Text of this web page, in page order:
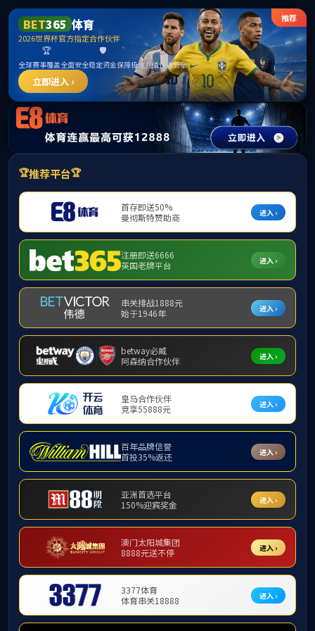
******
beat·365(中国)-官方网站
学院简介 党团建设 专业建设 教学科研
转学申请表
来源：
转学申请表
上一条：复学申请表
下一条： 学生证补换证申请表